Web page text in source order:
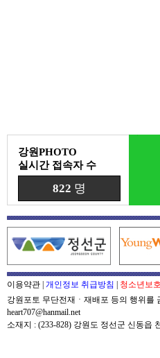
강원PHOTO
실시간 접속자 수
822 명
이용약관 개인정보 취급방침 청소년보
강원포토 무단전재ㆍ재배포 등의 행위를
heart707@hanmail.net
소재지 : (233-828) 강원도 정선군 신동읍